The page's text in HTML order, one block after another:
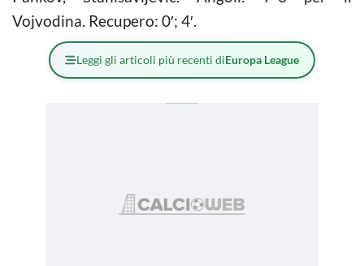
Vojvodina. Recupero: 0′; 4′.
Leggi gli articoli più recenti diEuropa League